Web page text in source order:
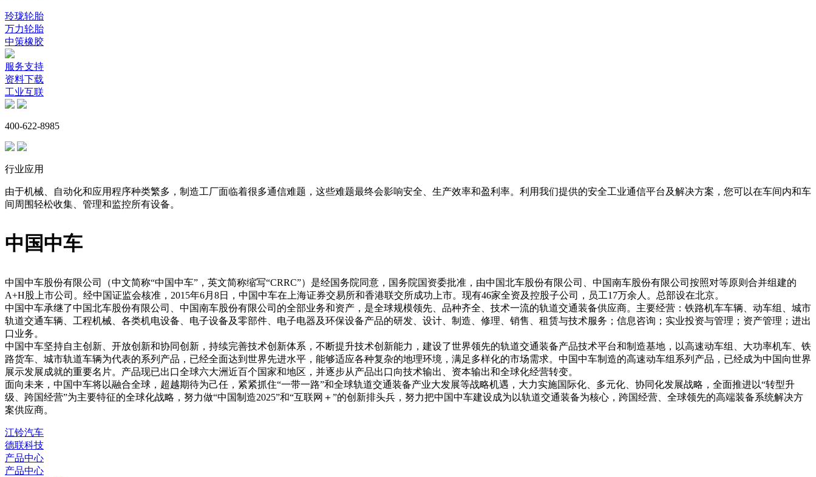
玲珑轮胎
万力轮胎
中策橡胶
服务支持
资料下载
工业互联
400-622-8985
行业应用
由于机械、自动化和应用程序种类繁多，制造工厂面临着很多通信难题，这些难题最终会影响安全、生产效率和盈利率。利用我们提供的安全工业通信平台及解决方案，您可以在车间内和车
间周围轻松收集、管理和监控所有设备。
中国中车
中国中车股份有限公司（中文简称“中国中车”，英文简称缩写“CRRC”）是经国务院同意，国务院国资委批准，由中国北车股份有限公司、中国南车股份有限公司按照对等原则合并组建的
A+H股上市公司。经中国证监会核准，2015年6月8日，中国中车在上海证券交易所和香港联交所成功上市。现有46家全资及控股子公司，员工17万余人。总部设在北京。
中国中车承继了中国北车股份有限公司、中国南车股份有限公司的全部业务和资产，是全球规模领先、品种齐全、技术一流的轨道交通装备供应商。主要经营：铁路机车车辆、动车组、城市
轨道交通车辆、工程机械、各类机电设备、电子设备及零部件、电子电器及环保设备产品的研发、设计、制造、修理、销售、租赁与技术服务；信息咨询；实业投资与管理；资产管理；进出
口业务。
中国中车坚持自主创新、开放创新和协同创新，持续完善技术创新体系，不断提升技术创新能力，建设了世界领先的轨道交通装备产品技术平台和制造基地，以高速动车组、大功率机车、铁
路货车、城市轨道车辆为代表的系列产品，已经全面达到世界先进水平，能够适应各种复杂的地理环境，满足多样化的市场需求。中国中车制造的高速动车组系列产品，已经成为中国向世界
展示发展成就的重要名片。产品现已出口全球六大洲近百个国家和地区，并逐步从产品出口向技术输出、资本输出和全球化经营转变。
面向未来，中国中车将以融合全球，超越期待为己任，紧紧抓住“一带一路”和全球轨道交通装备产业大发展等战略机遇，大力实施国际化、多元化、协同化发展战略，全面推进以“转型升
级、跨国经营”为主要特征的全球化战略，努力做“中国制造2025”和“互联网＋”的创新排头兵，努力把中国中车建设成为以轨道交通装备为核心，跨国经营、全球领先的高端装备系统解决方
案供应商。
江铃汽车
德联科技
产品中心
产品中心